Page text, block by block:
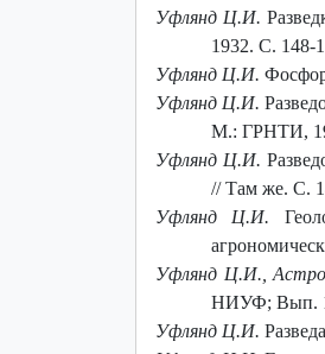
Уфлянд Ц.И.
1932. С.
Уфлянд Ц.И.
Уфлянд Ц.И.
М.: ГРНТИ,
Уфлянд Ц.И.
// Там же. С.
Уфлянд Ц.И.
Уфлянд Ц.И.,
НИУФ; Вып.
Уфлянд Ц.И.